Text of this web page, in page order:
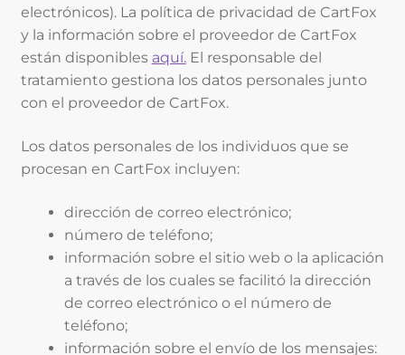
electrónicos). La política de privacidad de CartFox
y la información sobre el proveedor de CartFox
están disponibles aquí.El responsable del
tratamiento gestiona los datos personales junto
con el proveedor de CartFox.
Los datos personales de los individuos que se
procesan en CartFox incluyen:
dirección de correo electrónico;
número de teléfono;
información sobre el sitio web o la aplicación
a través de los cuales se facilitó la dirección
de correo electrónico o el número de
teléfono;
información sobre el envío de los mensajes: